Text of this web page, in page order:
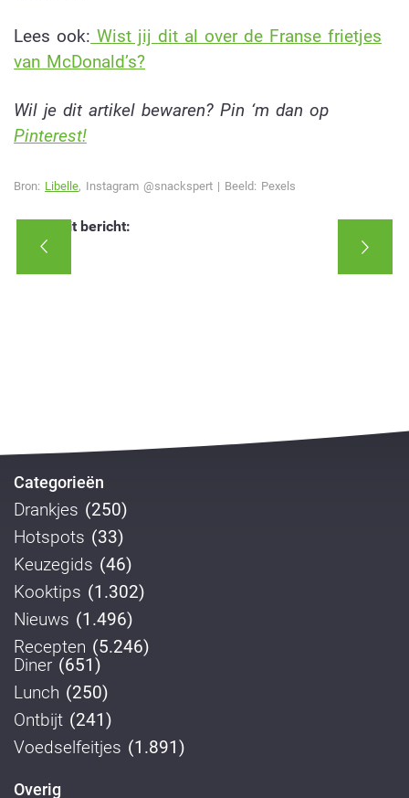
Lees ook: Wist jij dit al over de Franse frietjes
van McDonald’s?
Wil je dit artikel bewaren? Pin ‘m dan op
Pinterest!
Bron: Libelle, Instagram @snackspert | Beeld: Pexels
Deel dit bericht:
Categorieën
Drankjes (250)
Hotspots (33)
Keuzegids (46)
Kooktips (1.302)
Nieuws (1.496)
Recepten (5.246)
Diner (651)
Lunch (250)
Ontbijt (241)
Voedselfeitjes (1.891)
Overig